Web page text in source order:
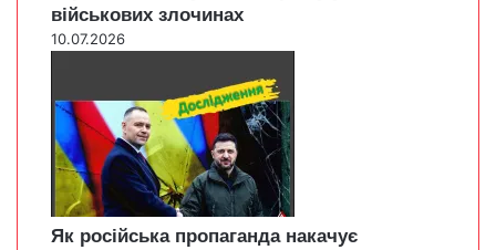
військових злочинах
10.07.2026
Як російська пропаганда накачує